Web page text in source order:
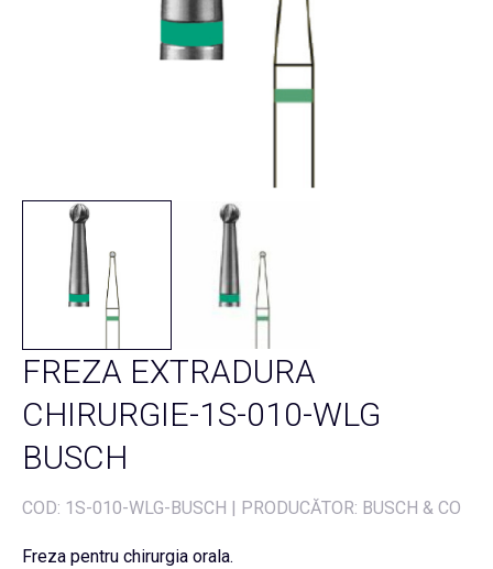
FREZA EXTRADURA
CHIRURGIE-1S-010-WLG
BUSCH
COD: 1S-010-WLG-BUSCH | PRODUCĂTOR: BUSCH & CO
Freza pentru chirurgia orala.